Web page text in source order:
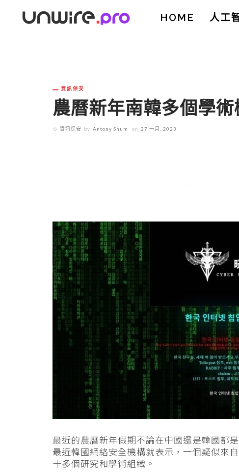
HOME 人工
資訊保安
農曆新年南韓多個學
資訊保安 by Antony Shum on 27 一月, 2023
最近的農曆新年假期不論在中國還是韓國都
最近韓國網絡安全機構就表示，一個疑似來
十多個研究和學術組織。